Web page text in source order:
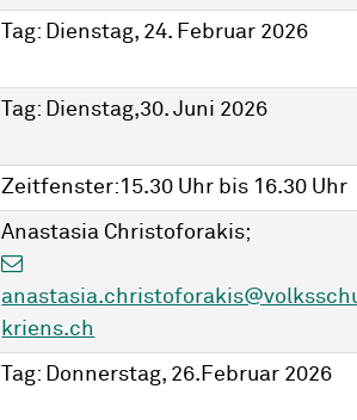
Tag: Dienstag, 24. Februar 2026
Tag: Dienstag,30. Juni 2026
Zeitfenster:15.30 Uhr bis 16.30 Uhr
Anastasia Christoforakis;
kriens.ch
Tag: Donnerstag, 26.Februar 2026